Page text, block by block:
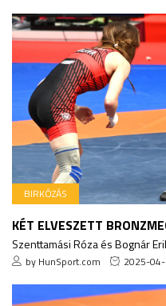
BIRKÓZÁS
KÉT ELVESZETT
Szenttamási Róza és Bognár
by HunSport.com 2025-